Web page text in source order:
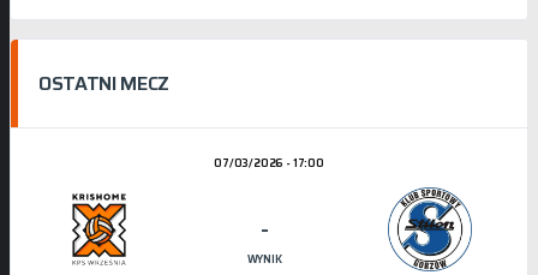
OSTATNI MECZ
07/03/2026 - 17:00
-
WYNIK